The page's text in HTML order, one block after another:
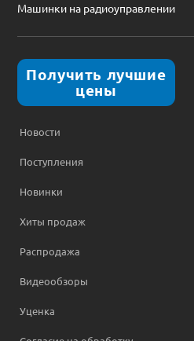
Машинки на радиоуправлении
Получить лучшие
цены
Новости
Поступления
Новинки
Хиты продаж
Распродажа
Видеообзоры
Уценка